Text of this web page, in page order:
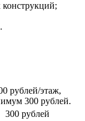
рублей/этаж,
300 рублей.
300 рублей